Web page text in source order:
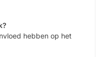
hebben op het